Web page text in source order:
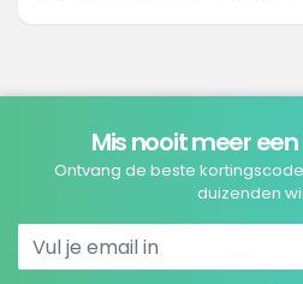
Mis nooit meer
Ontvang de beste
duizenden